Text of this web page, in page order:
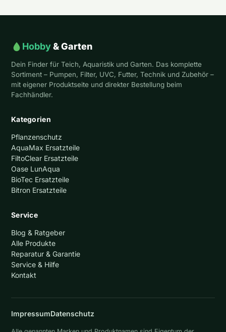
Hobby& Garten
Dein Finder für Teich, Aquaristik und Garten. Das komplette
Sortiment – Pumpen, Filter, UVC, Futter, Technik und Zubehör –
mit eigener Produktseite und direkter Bestellung beim
Fachhändler.
Kategorien
Pflanzenschutz
AquaMax Ersatzteile
FiltoClear Ersatzteile
Oase LunAqua
BioTec Ersatzteile
Bitron Ersatzteile
Service
Blog & Ratgeber
Alle Produkte
Reparatur & Garantie
Service & Hilfe
Kontakt
ImpressumDatenschutz